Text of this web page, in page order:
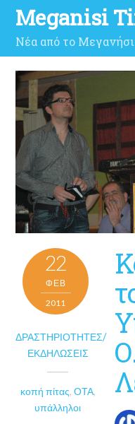
Meganisi
Νέα από το Μεγανήσι
22
ΦΕΒ
2011
ΔΡΑΣΤΗΡΙΌΤΗΤΕΣ/
ΕΚΔΗΛΏΣΕΙΣ
κοπή πίτας, ΟΤΑ,
υπάλληλοι